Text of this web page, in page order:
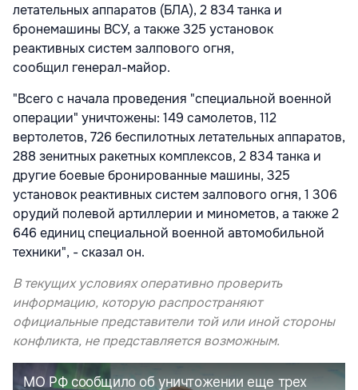
летательных аппаратов (БЛА), 2 834 танка и
бронемашины ВСУ, а также 325 установок
реактивных систем залпового огня,
сообщил генерал-майор.
"Всего с начала проведения "специальной военной
операции" уничтожены: 149 самолетов, 112
вертолетов, 726 беспилотных летательных аппаратов,
288 зенитных ракетных комплексов, 2 834 танка и
другие боевые бронированные машины, 325
установок реактивных систем залпового огня, 1 306
орудий полевой артиллерии и минометов, а также 2
646 единиц специальной военной автомобильной
техники", - сказал он.
В текущих условиях оперативно проверить
информацию, которую распространяют
официальные представители той или иной стороны
конфликта, не представляется возможным.